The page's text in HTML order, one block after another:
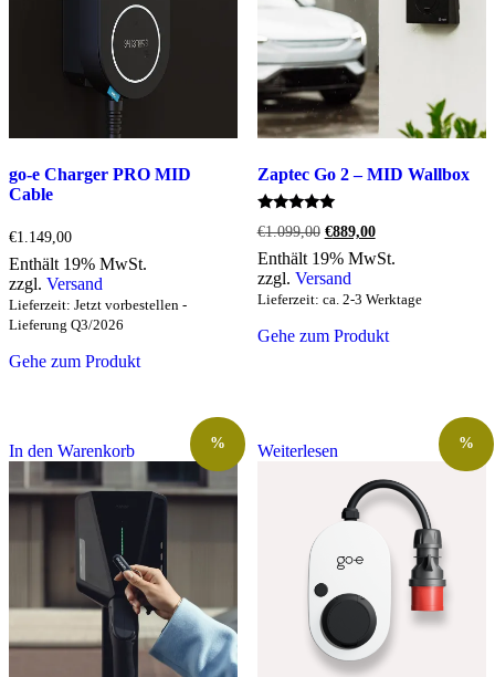
go-e Charger PRO MID
Cable
€1.149,00
Enthält 19% MwSt.
zzgl. Versand
Lieferzeit: Jetzt vorbestellen -
Lieferung Q3/2026
Gehe zum Produkt
Zaptec Go 2 – MID Wallbox
Bewertet
mit
5.00
von 5
€1.099,00 Ursprünglicher
Preis
war:
€1.099,00
€889,00Aktueller
Preis
ist:
Enthält 19% MwSt.
zzgl. Versand
Lieferzeit: ca. 2-3 Werktage
Gehe zum Produkt
In den Warenkorb % Weiterlesen %